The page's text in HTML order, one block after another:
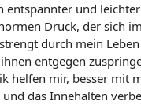
entspannter und
Druck, der sich
durch mein
entgegen
helfen mir, besser
das Innehalten